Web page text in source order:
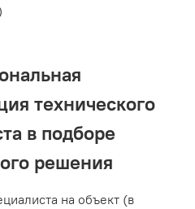
технического
в подборе
решения
на объект (в